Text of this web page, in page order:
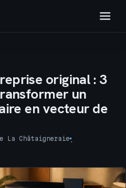
original : 3
un
en vecteur de
La Châtaigneraie
·